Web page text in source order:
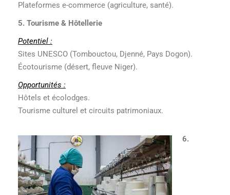
Plateformes e-commerce (agriculture, santé).
5. Tourisme & Hôtellerie
Potentiel :
Sites UNESCO (Tombouctou, Djenné, Pays Dogon).
Écotourisme (désert, fleuve Niger).
Opportunités :
Hôtels et écolodges.
Tourisme culturel et circuits patrimoniaux.
6.